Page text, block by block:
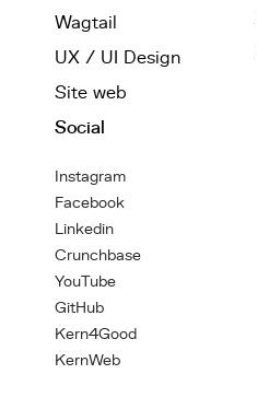
Wagtail
UX / UI Design
Site web
Social
Instagram
Facebook
Linkedin
Crunchbase
YouTube
GitHub
Kern4Good
KernWeb